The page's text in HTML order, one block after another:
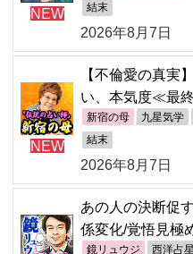
NEW 結末
2026年8月7日
NEW
【不倫愛の真
い、本気度≪最
新宿の母 九星気学
結末
2026年8月7日
あの人の決断促
係変化/覚悟見極
鏡リュウジ 西洋占